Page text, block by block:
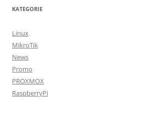
KATEGORIE
Linux
MikroTik
News
Promo
PROXMOX
RaspberryPi